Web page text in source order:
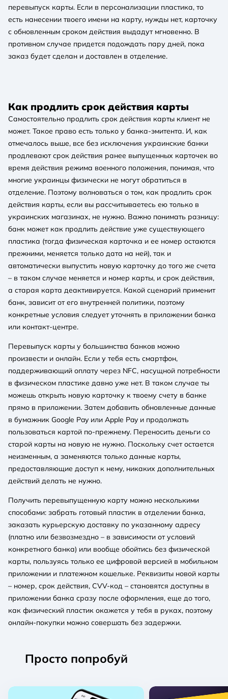
перевыпуск карты. Если в персонализации пластика, то
есть нанесении твоего имени на карту, нужды нет, карточку
с обновленным сроком действия выдадут мгновенно. В
противном случае придется подождать пару дней, пока
заказ будет сделан и доставлен в отделение.
Как продлить срок действия карты
Самостоятельно продлить срок действия карты клиент не
может. Такое право есть только у банка-эмитента. И, как
отмечалось выше, все без исключения украинские банки
продлевают срок действия ранее выпущенных карточек во
время действия режима военного положения, понимая, что
многие украинцы физически не могут обратиться в
отделение. Поэтому волноваться о том, как продлить срок
действия карты, если вы рассчитываетесь ею только в
украинских магазинах, не нужно. Важно понимать разницу:
банк может как продлить действие уже существующего
пластика (тогда физическая карточка и ее номер остаются
прежними, меняется только дата на ней), так и
автоматически выпустить новую карточку до того же счета
– в таком случае меняется и номер карты, и срок действия,
а старая карта деактивируется. Какой сценарий применит
банк, зависит от его внутренней политики, поэтому
конкретные условия следует уточнять в приложении банка
или контакт-центре.
Перевыпуск карты у большинства банков можно
произвести и онлайн. Если у тебя есть смартфон,
поддерживающий оплату через NFC, насущной потребности
в физическом пластике давно уже нет. В таком случае ты
можешь открыть новую карточку к твоему счету в банке
прямо в приложении. Затем добавить обновленные данные
в бумажник Google Pay или Apple Pay и продолжать
пользоваться картой по-прежнему. Переносить деньги со
старой карты на новую не нужно. Поскольку счет остается
неизменным, а заменяются только данные карты,
предоставляющие доступ к нему, никаких дополнительных
действий делать не нужно.
Получить перевыпущенную карту можно несколькими
способами: забрать готовый пластик в отделении банка,
заказать курьерскую доставку по указанному адресу
(платно или безвозмездно – в зависимости от условий
конкретного банка) или вообще обойтись без физической
карты, пользуясь только ее цифровой версией в мобильном
приложении и платежном кошельке. Реквизиты новой карты
– номер, срок действия, CVV-код – становятся доступны в
приложении банка сразу после оформления, еще до того,
как физический пластик окажется у тебя в руках, поэтому
онлайн-покупки можно совершать без задержки.
Просто попробуй